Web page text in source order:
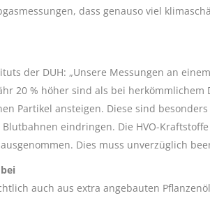
dass genauso viel
der DUH: „Unsere Messungen an
20 % höher sind als bei herkömmlichem
Partikel ansteigen. Diese sind
eindringen. Die HVO-
Dies muss unverzüglich
auch aus extra angebauten